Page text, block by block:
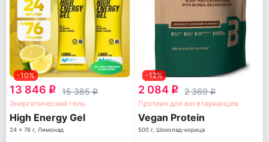
-10%
13 846 q 15 385q
Энергетический гель
High Energy Gel
24 x 76 г, Лимонад
-12%
2 084 q 2 369q
Протеин для вегетарианцев
Vegan Protein
500 г, Шоколад-корица